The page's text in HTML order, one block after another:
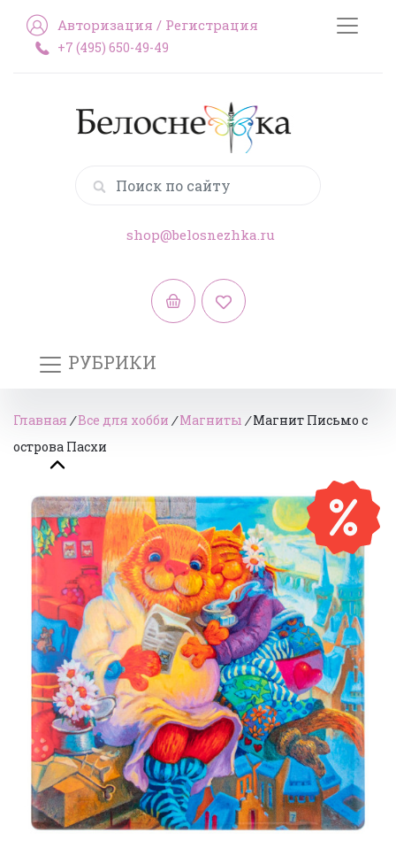
Авторизация / Регистрация
+7 (495) 650-49-49
shop@belosnezhka.ru
РУБРИКИ
Главная /Все для хобби /Магниты /Магнит Письмо с
острова Пасхи